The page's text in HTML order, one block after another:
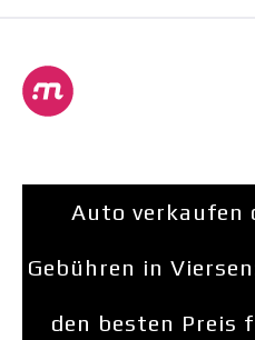
Auto verkaufen
Gebühren in
den besten Preis